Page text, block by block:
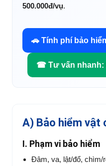
500.000đ/vụ.
🚗 Tính phí bảo
☎ Tư vấn nhanh:
A) Bảo hiểm vật
I. Phạm vi bảo hiểm
Đâm, va, lật/đổ, chìm/